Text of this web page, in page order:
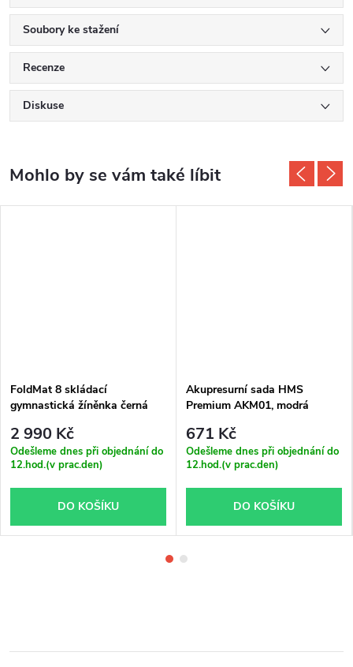
Soubory ke stažení
Recenze
Diskuse
FoldMat 8 skládací
gymnastická žíněnka černá
2 990 Kč
Odešleme dnes při objednání do
12.hod.(v prac.den)
DO KOŠÍKU
Akupresurní sada HMS
Premium AKM01, modrá
671 Kč
Odešleme dnes při objednání do
12.hod.(v prac.den)
DO KOŠÍKU